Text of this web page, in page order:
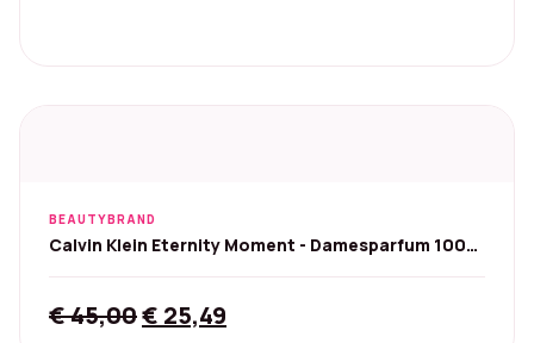
BEAUTYBRAND
Calvin Klein Eternity Moment - Damesparfum 100
€45,00Original
€ 25,49